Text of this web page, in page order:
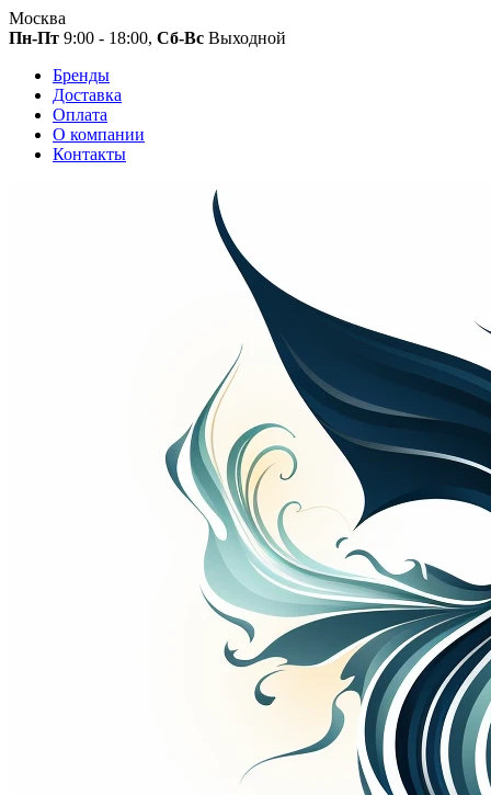
Москва
Пн-Пт 9:00 - 18:00, Сб-Вс Выходной
Бренды
Доставка
Оплата
О компании
Контакты